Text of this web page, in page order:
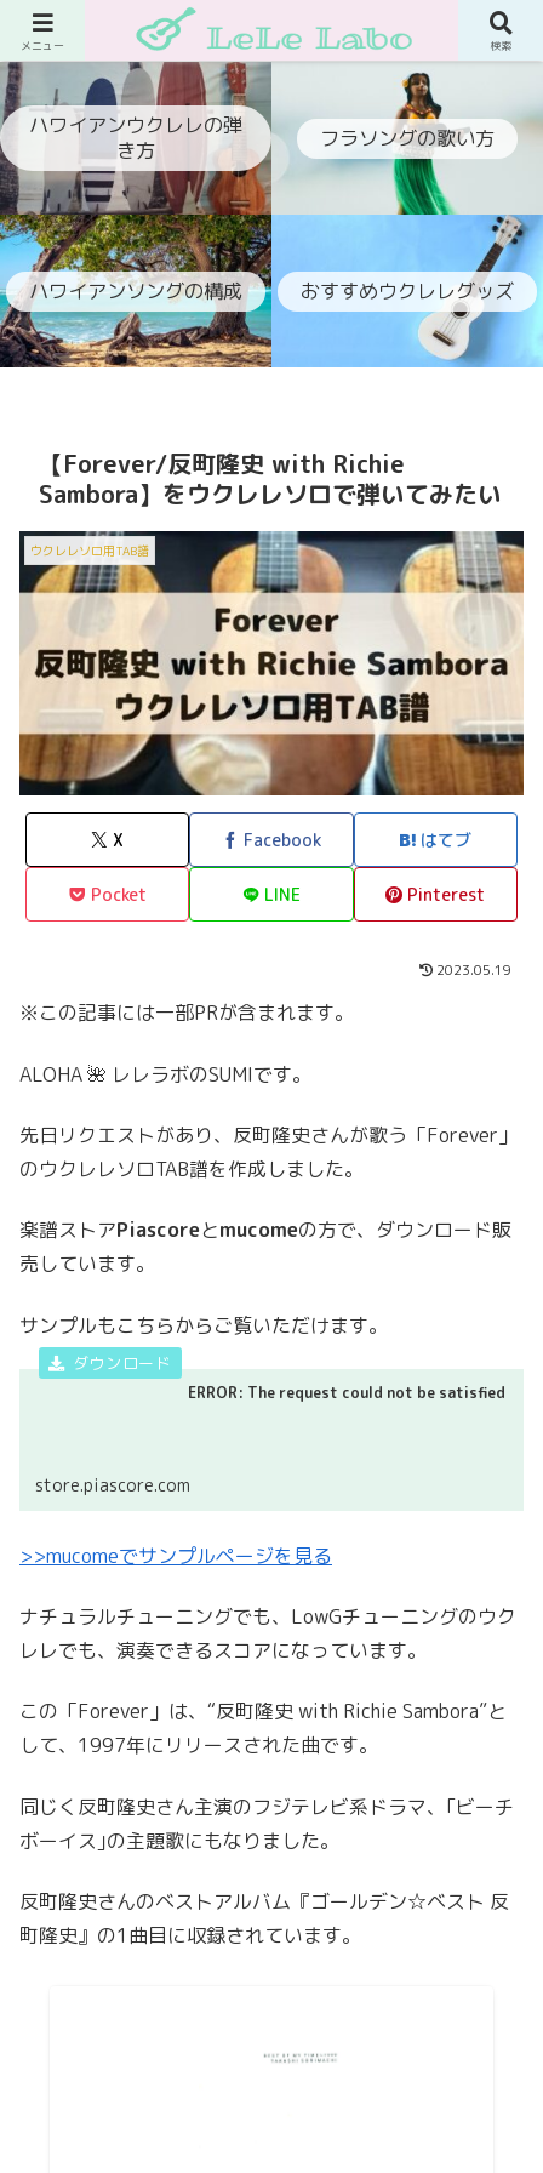
ウクレレでフラ伴奏ができるようになるブログ
ハワイアンウクレレの弾
き方
フラソングの歌い方
ハワイアンソングの構成 おすすめウクレレグッズ
【Forever/反町隆史 with Richie
Sambora】をウクレレソロで弾いてみたい
ウクレレソロ用TAB譜
X Facebook はてブ
Pocket LINE Pinterest
2023.05.19
※この記事には一部PRが含まれます。
ALOHA 🌺 レレラボのSUMIです。
先日リクエストがあり、反町隆史さんが歌う「Forever」
のウクレレソロTAB譜を作成しました。
楽譜ストアPiascoreとmucomeの方で、ダウンロード販
売しています。
サンプルもこちらからご覧いただけます。
ERROR: The request could not be satisfied
store.piascore.com
>>mucomeでサンプルページを見る
ナチュラルチューニングでも、LowGチューニングのウク
レレでも、演奏できるスコアになっています。
この「Forever」は、“反町隆史 with Richie Sambora”と
して、1997年にリリースされた曲です。
同じく反町隆史さん主演のフジテレビ系ドラマ、｢ビーチ
ボーイス｣の主題歌にもなりました。
反町隆史さんのベストアルバム『ゴールデン☆ベスト 反
町隆史』の1曲目に収録されています。
メニュー 検索